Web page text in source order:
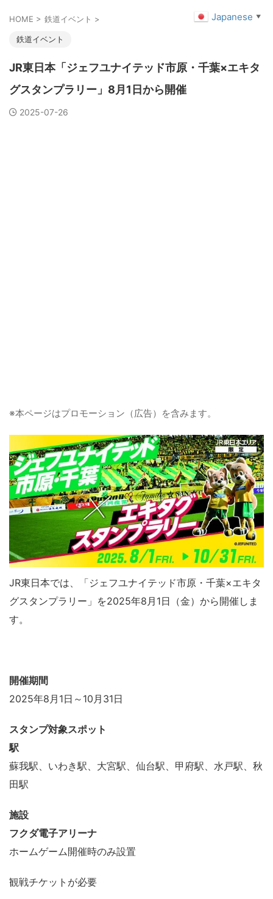
HOME > 鉄道イベント >
鉄道イベント
JR東日本「ジェフユナイテッド市原・千葉×エキタ
グスタンプラリー」8月1日から開催
2025-07-26
※本ページはプロモーション（広告）を含みます。
JR東日本では、「ジェフユナイテッド市原・千葉×エキタ
グスタンプラリー」を2025年8月1日（金）から開催しま
す。
開催期間
2025年8月1日～10月31日
スタンプ対象スポット
駅
蘇我駅、いわき駅、大宮駅、仙台駅、甲府駅、水戸駅、秋
田駅
施設
フクダ電子アリーナ
ホームゲーム開催時のみ設置
観戦チケットが必要
Japanese ▼